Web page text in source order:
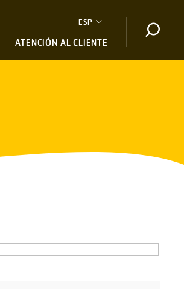
ESP
ATENCIÓN AL CLIENTE Abrir